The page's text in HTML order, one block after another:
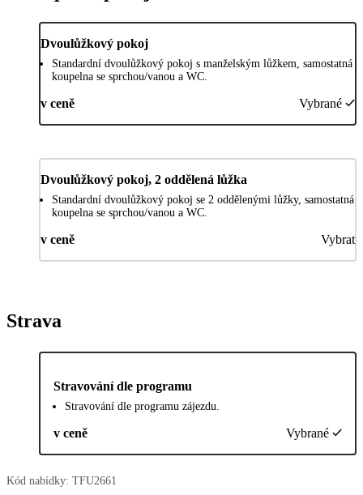
Dvoulůžkový pokoj
Standardní dvoulůžkový pokoj s manželským lůžkem, samostatná
koupelna se sprchou/vanou a WC.
v ceně Vybrané
Dvoulůžkový pokoj, 2 oddělená lůžka
Standardní dvoulůžkový pokoj se 2 oddělenými lůžky, samostatná
koupelna se sprchou/vanou a WC.
v ceně Vybrat
Strava
Stravování dle programu
Stravování dle programu zájezdu.
v ceně Vybrané
Kód nabídky: TFU2661